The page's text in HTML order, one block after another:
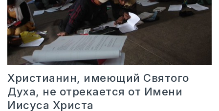
Христианин, имеющий Святого
Духа, не отрекается от Имени
Иисуса Христа